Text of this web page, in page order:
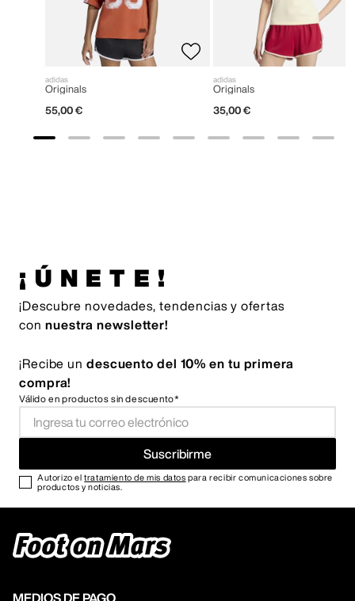
adidas
Originals
55,00 €
adidas
Originals
35,00 €
¡ÚNETE!
¡Descubre novedades, tendencias y ofertas
con nuestra newsletter!
¡Recibe un descuento del 10% en tu primera
compra!
Válido en productos sin descuento*
Suscribirme
Autorizo eltratamiento de mis datos para recibir comunicaciones sobre
productos y noticias.
MEDIOS DE PAGO